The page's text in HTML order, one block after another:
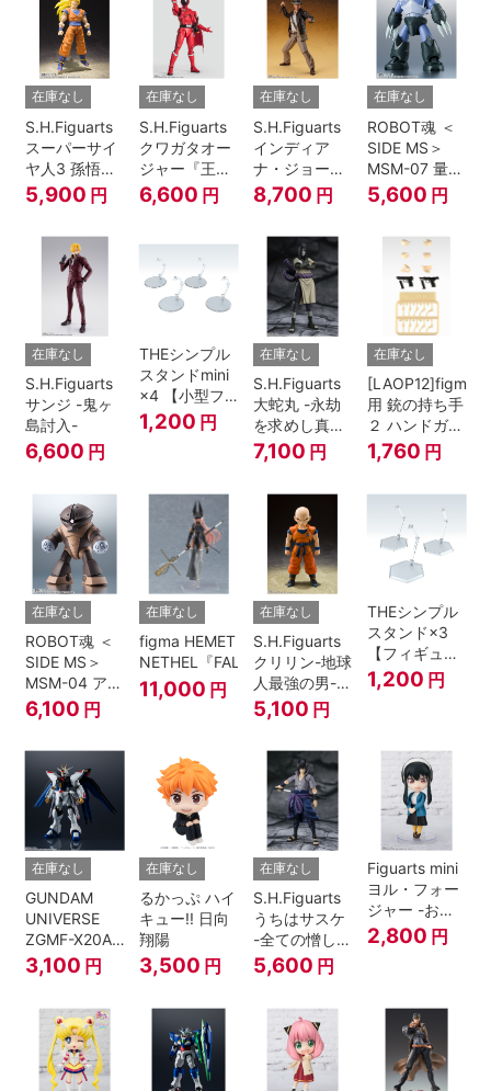
在庫なし
S.H.Figuarts
スーパーサイ
ヤ人3 孫悟空
『ドラゴンボ
ールZ』
5,900 円
在庫なし
S.H.Figuarts
クワガタオー
ジャー『王様
戦隊キングオ
ージャー』
6,600 円
在庫なし
S.H.Figuarts
インディア
ナ・ジョーン
ズ（レイダー
ス/失われたア
櫃》）
8,700 円
在庫なし
ROBOT魂 ＜
SIDE MS＞
MSM-07 量産
型ズゴック
ver.
5,600 円
在庫なし
S.H.Figuarts
サンジ -鬼ヶ
島討入-
6,600 円
THEシンプル
スタンドmini
×4 【小型フ
ィギュア＆デ
ィフォルメフ
1,200 円
在庫なし
S.H.Figuarts
大蛇丸 -永劫
を求めし真理
の探究者-
『NARUTO-
7,100 円
在庫なし
[LAOP12]figma
用 銃の持ち手
２ ハンドガン
セット
1,760 円
在庫なし
ROBOT魂 ＜
SIDE MS＞
MSM-04 アッ
ガイ ver.
A.N.I.M.E.
6,100 円
在庫なし
figma HEMET
NETHEL『FALSLANDER』
11,000 円
在庫なし
S.H.Figuarts
クリリン-地球
人最強の男-
『ドラゴンボ
ールＺ』
5,100 円
THEシンプル
スタンド×3
【フィギュア
＆模型用】
〈HEX〉タイ
1,200 円
在庫なし
GUNDAM
UNIVERSE
ZGMF-X20A
STRIKE
FREEDOM
3,100 円
在庫なし
るかっぷ ハイ
キュー!! 日向
翔陽
3,500 円
在庫なし
S.H.Figuarts
うちはサスケ
-全ての憎しみ
を背負う者-
『NARUTO -
5,600 円
Figuarts mini
ヨル・フォー
ジャー -おで
けけこーで-
『SPY×FAMILY』
2,800 円